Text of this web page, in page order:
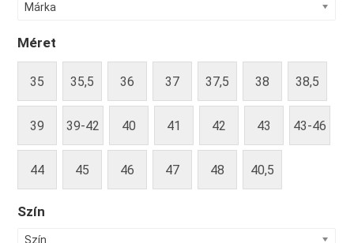
Márka
Méret
35 35,5 36 37 37,5 38 38,5
39 39-42 40 41 42 43 43-46
44 45 46 47 48 40,5
Szín
Szín